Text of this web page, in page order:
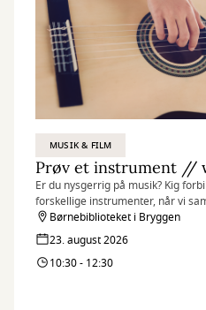
MUSIK & FILM
Prøv et instrument //
Er du nysgerrig på musik? Kig
forskellige instrumenter, når vi
Kulturskole inviterer til et par
timer på Børnebiblioteket i Bryggen.
Børnebiblioteket i Bryggen
23. august 2026
10:30 - 12:30